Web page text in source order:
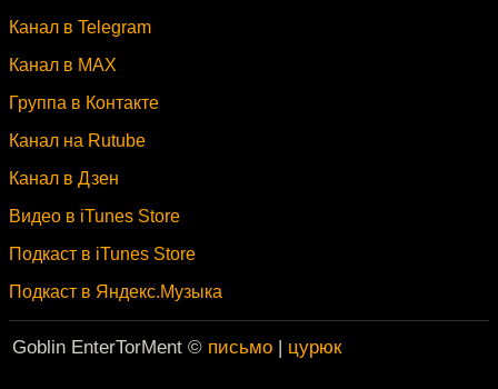
Канал в Telegram
Канал в MAX
Группа в Контакте
Канал на Rutube
Канал в Дзен
Видео в iTunes Store
Подкаст в iTunes Store
Подкаст в Яндекс.Музыка
Goblin EnterTorMent © письмо | цурюк